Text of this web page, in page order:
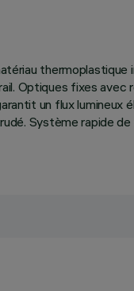
Optiques fixes
un flux lumineux
Système rapide